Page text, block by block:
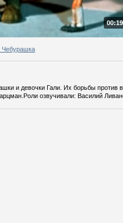
Чебурашка
и девочки Гали. Их борьбы
озвучивали: Василий